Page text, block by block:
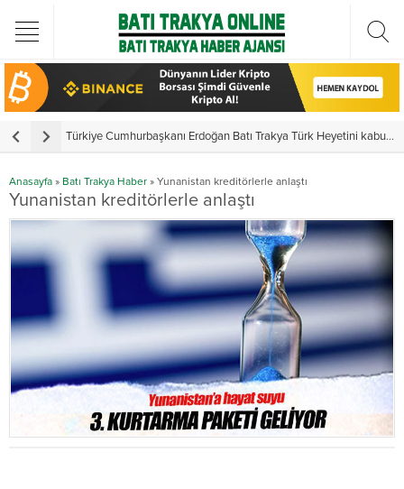
Türkiye Cumhurbaşkanı Erdoğan Batı Trakya Türk Heyetini kabul etti
Anasayfa » Batı Trakya Haber » Yunanistan kreditörlerle anlaştı
Yunanistan kreditörlerle anlaştı